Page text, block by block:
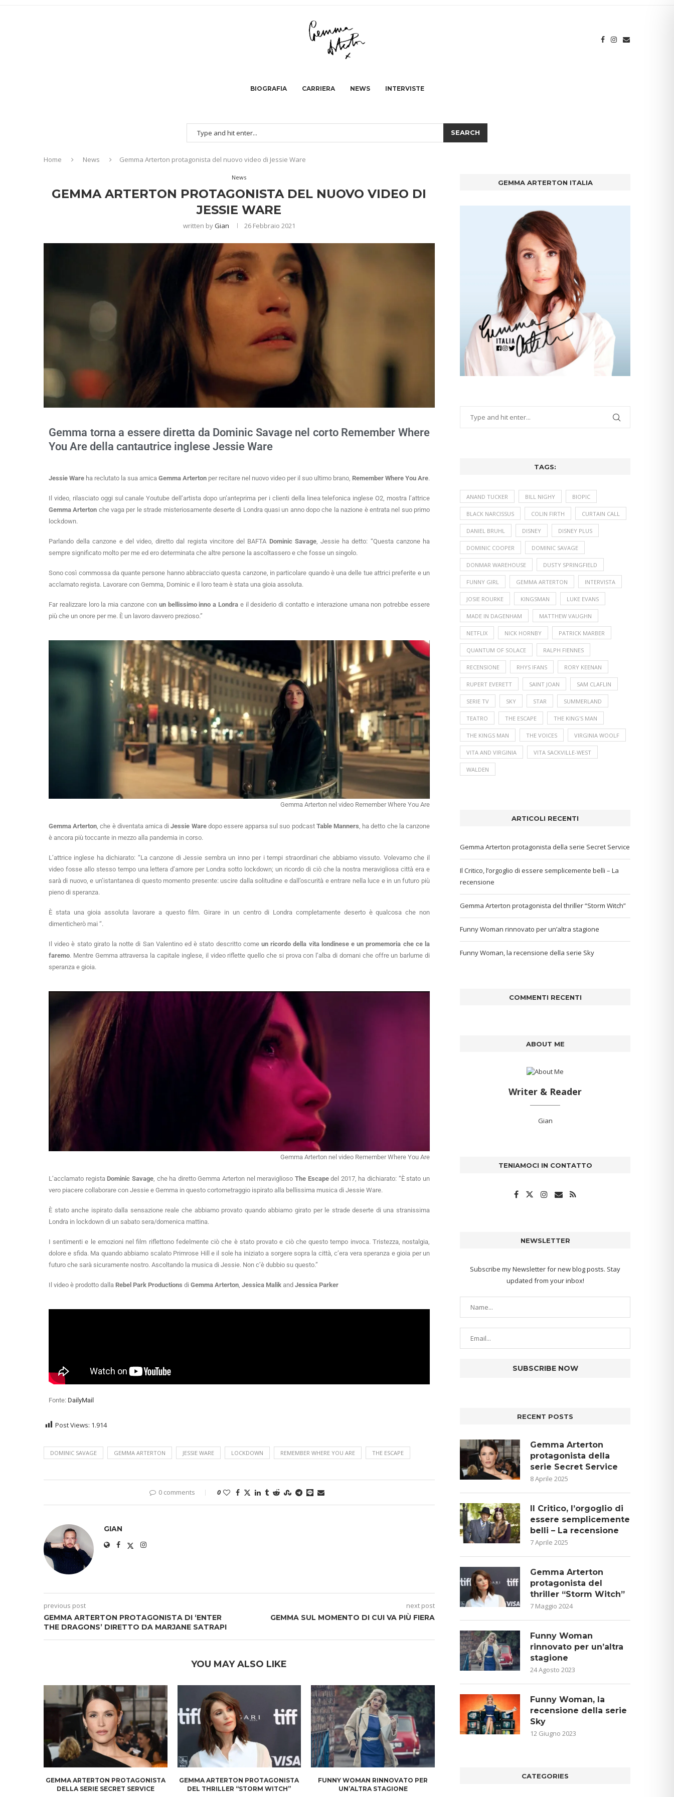
BIOGRAFIA CARRIERA NEWS INTERVISTE
SEARCH
Home News Gemma Arterton protagonista del nuovo video di Jessie Ware
News
GEMMA ARTERTON PROTAGONISTA DEL NUOVO VIDEO DI
JESSIE WARE
written byGian 26 Febbraio 2021
Gemma torna a essere diretta da Dominic Savage nel corto Remember Where
You Are della cantautrice inglese Jessie Ware
Jessie Ware ha reclutato la sua amica Gemma Arterton per recitare nel nuovo video per il suo ultimo brano, Remember Where You Are.
Il video, rilasciato oggi sul canale Youtube dell’artista dopo un’anteprima per i clienti della linea telefonica inglese O2, mostra l’attrice
Gemma Arterton che vaga per le strade misteriosamente deserte di Londra quasi un anno dopo che la nazione è entrata nel suo primo
lockdown.
Parlando della canzone e del video, diretto dal regista vincitore del BAFTA Dominic Savage, Jessie ha detto: “Questa canzone ha
sempre significato molto per me ed ero determinata che altre persone la ascoltassero e che fosse un singolo.
Sono così commossa da quante persone hanno abbracciato questa canzone, in particolare quando è una delle tue attrici preferite e un
acclamato regista. Lavorare con Gemma, Dominic e il loro team è stata una gioia assoluta.
Far realizzare loro la mia canzone con un bellissimo inno a Londra e il desiderio di contatto e interazione umana non potrebbe essere
più che un onore per me. È un lavoro davvero prezioso.”
Gemma Arterton nel video Remember Where You Are
Gemma Arterton , che è diventata amica diJessie Waredopo essere apparsa sul suo podcast Table Manners , ha detto che la canzone
è ancora più toccante in mezzo alla pandemia in corso.
L’attrice inglese ha dichiarato: “La canzone di Jessie sembra un inno per i tempi straordinari che abbiamo vissuto. Volevamo che il
video fosse allo stesso tempo una lettera d’amore per Londra sotto lockdown; un ricordo di ciò che la nostra meravigliosa città era e
sarà di nuovo, e un’istantanea di questo momento presente: uscire dalla solitudine e dall’oscurità e entrare nella luce e in un futuro più
pieno di speranza.
È stata una gioia assoluta lavorare a questo film. Girare in un centro di Londra completamente deserto è qualcosa che non
dimenticherò mai “.
Il video è stato girato la notte di San Valentino ed è stato descritto come un ricordo della vita londinese e un promemoria che ce la
faremo. Mentre Gemma attraversa la capitale inglese, il video riflette quello che si prova con l’alba di domani che offre un barlume di
speranza e gioia.
Gemma Arterton nel video Remember Where You Are
L’acclamato regista Dominic Savage, che ha diretto Gemma Arterton nel meraviglioso The Escapedel 2017, ha dichiarato: “È stato un
vero piacere collaborare con Jessie e Gemma in questo cortometraggio ispirato alla bellissima musica di Jessie Ware.
È stato anche ispirato dalla sensazione reale che abbiamo provato quando abbiamo girato per le strade deserte di una stranissima
Londra in lockdown di un sabato sera/domenica mattina.
I sentimenti e le emozioni nel film riflettono fedelmente ciò che è stato provato e ciò che questo tempo invoca. Tristezza, nostalgia,
dolore e sfida. Ma quando abbiamo scalato Primrose Hill e il sole ha iniziato a sorgere sopra la città, c’era vera speranza e gioia per un
futuro che sarà sicuramente nostro. Ascoltando la musica di Jessie. Non c’è dubbio su questo.”
Il video è prodotto dalla Rebel Park Productions di Gemma Arterton Jessica Malik and Jessica Parker
Fonte: DailyMail
Post Views: 1.914
DOMINIC SAVAGE GEMMA ARTERTON JESSIE WARE LOCKDOWN REMEMBER WHERE YOU ARE THE ESCAPE
0 comments 0
GIAN
previous post
GEMMA ARTERTON PROTAGONISTA DI ‘ENTER
THE DRAGONS’ DIRETTO DA MARJANE SATRAPI
next post
GEMMA SUL MOMENTO DI CUI VA PIÙ FIERA
YOU MAY ALSO LIKE
GEMMA ARTERTON PROTAGONISTA
DELLA SERIE SECRET SERVICE
GEMMA ARTERTON PROTAGONISTA
DEL THRILLER “STORM WITCH”
FUNNY WOMAN RINNOVATO PER
UN’ALTRA STAGIONE
GEMMA ARTERTON ITALIA
TAGS:
ANAND TUCKER BILL NIGHY BIOPIC
BLACK NARCISSUS COLIN FIRTH CURTAIN CALL
DANIEL BRUHL DISNEY DISNEY PLUS
DOMINIC COOPER DOMINIC SAVAGE
DONMAR WAREHOUSE DUSTY SPRINGFIELD
FUNNY GIRL GEMMA ARTERTON INTERVISTA
JOSIE ROURKE KINGSMAN LUKE EVANS
MADE IN DAGENHAM MATTHEW VAUGHN
NETFLIX NICK HORNBY PATRICK MARBER
QUANTUM OF SOLACE RALPH FIENNES
RECENSIONE RHYS IFANS RORY KEENAN
RUPERT EVERETT SAINT JOAN SAM CLAFLIN
SERIE TV SKY STAR SUMMERLAND
TEATRO THE ESCAPE THE KING'S MAN
THE KINGS MAN THE VOICES VIRGINIA WOOLF
VITA AND VIRGINIA VITA SACKVILLE-WEST
WALDEN
ARTICOLI RECENTI
Gemma Arterton protagonista della serie Secret Service
Il Critico, l’orgoglio di essere semplicemente belli – La
recensione
Gemma Arterton protagonista del thriller “Storm Witch”
Funny Woman rinnovato per un’altra stagione
Funny Woman, la recensione della serie Sky
COMMENTI RECENTI
ABOUT ME
Writer & Reader
Gian
TENIAMOCI IN CONTATTO
NEWSLETTER
Subscribe my Newsletter for new blog posts. Stay
updated from your inbox!
RECENT POSTS
Gemma Arterton
protagonista della
serie Secret Service
8 Aprile 2025
Il Critico, l’orgoglio di
essere semplicemente
belli – La recensione
7 Aprile 2025
Gemma Arterton
protagonista del
thriller “Storm Witch”
7 Maggio 2024
Funny Woman
rinnovato per un’altra
stagione
24 Agosto 2023
Funny Woman, la
recensione della serie
Sky
12 Giugno 2023
CATEGORIES